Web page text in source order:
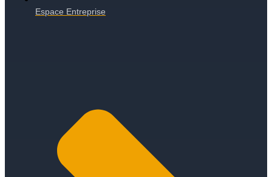
Espace Entreprise